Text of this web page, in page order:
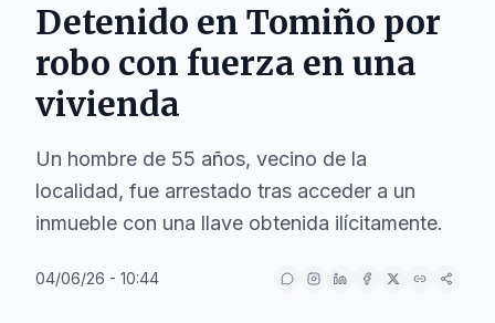
Detenido en Tomiño por
robo con fuerza en una
vivienda
Un hombre de 55 años, vecino de la
localidad, fue arrestado tras acceder a un
inmueble con una llave obtenida ilícitamente.
04/06/26 - 10:44